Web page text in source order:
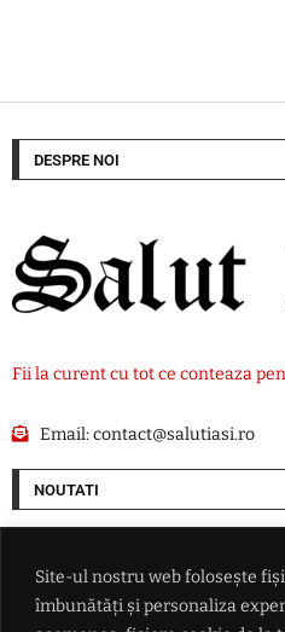
Site-ul nostru web folosește
îmbunătăți și personaliza
DESPRE NOI
Fii la curent cu tot ce conteaza
Email:contact@salutiasi.ro
NOUTATI
luată de Ankara după ce două nave